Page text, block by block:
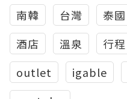
南韓
台灣 泰國
酒店
溫泉 行程
outlet
igable